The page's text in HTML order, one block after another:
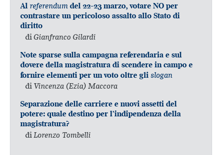
Al referendum del 22-23 marzo, votare NO per
contrastare un pericoloso assalto allo Stato di
diritto
di Gianfranco Gilardi
Note sparse sulla campagna referendaria e sul
dovere della magistratura di scendere in campo e
fornire elementi per un voto oltre gli slogan
diVincenza (Ezia) Maccora
Separazione delle carriere e nuovi assetti del
potere: quale destino per l’indipendenza della
magistratura?
di Lorenzo Tombelli